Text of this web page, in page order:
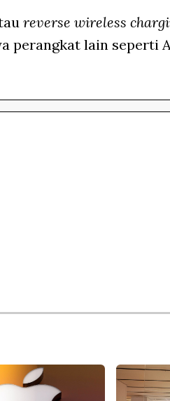
reverse wireless
perangkat lain seperti